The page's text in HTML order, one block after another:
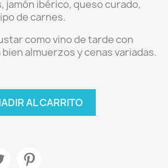
jamón ibérico, queso curado,
de carnes.
como vino de tarde con
almuerzos y cenas variadas.
AL CARRITO